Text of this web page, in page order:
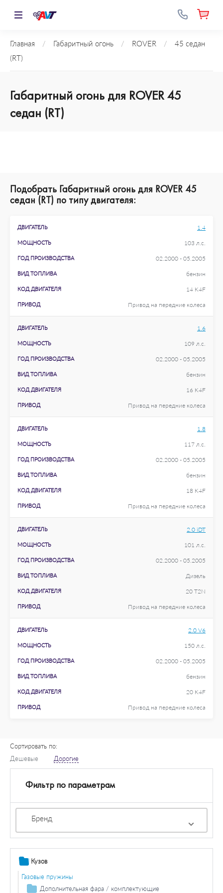
Главная / Габаритный огонь / ROVER /
45 седан
(RT)
Габаритный огонь для ROVER 45
седан (RT)
Подобрать Габаритный огонь для ROVER 45
седан (RT) по типу двигателя:
ДВИГАТЕЛЬ 1.4
МОЩНОСТЬ 103 л.с.
ГОД ПРОИЗВОДСТВА 02.2000 - 05.2005
ВИД ТОПЛИВА бензин
КОД ДВИГАТЕЛЯ 14 K4F
ПРИВОД Привод на передние колеса
ДВИГАТЕЛЬ 1.6
МОЩНОСТЬ 109 л.с.
ГОД ПРОИЗВОДСТВА 02.2000 - 05.2005
ВИД ТОПЛИВА бензин
КОД ДВИГАТЕЛЯ 16 K4F
ПРИВОД Привод на передние колеса
ДВИГАТЕЛЬ 1.8
МОЩНОСТЬ 117 л.с.
ГОД ПРОИЗВОДСТВА 02.2000 - 05.2005
ВИД ТОПЛИВА бензин
КОД ДВИГАТЕЛЯ 18 K4F
ПРИВОД Привод на передние колеса
ДВИГАТЕЛЬ 2.0 iDT
МОЩНОСТЬ 101 л.с.
ГОД ПРОИЗВОДСТВА 02.2000 - 05.2005
ВИД ТОПЛИВА Дизель
КОД ДВИГАТЕЛЯ 20 T2N
ПРИВОД Привод на передние колеса
ДВИГАТЕЛЬ 2.0 V6
МОЩНОСТЬ 150 л.с.
ГОД ПРОИЗВОДСТВА 02.2000 - 05.2005
ВИД ТОПЛИВА бензин
КОД ДВИГАТЕЛЯ 20 K4F
ПРИВОД Привод на передние колеса
Сортировать по:
Дешевые
Дорогие
Фильтр по параметрам
Бренд
Кузов
Газовые пружины
Дополнительная фара / комплектующие